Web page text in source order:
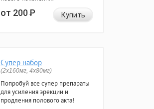
от 200Р Купить
Супер набор
(2х160мг, 4х80мг)
Попробуй все супер препараты
для усиления эрекции и
продления полового акта!